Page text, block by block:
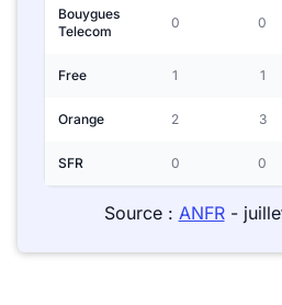
Bouygues
Telecom
0 0
Free 1 1
Orange 2 3
SFR 0 0
Source : ANFR-